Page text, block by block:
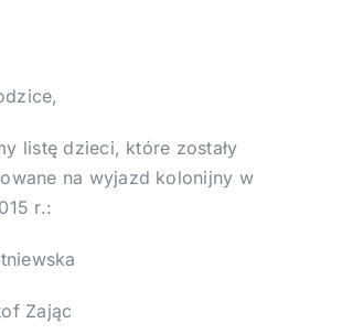
listę dzieci, które zostały
na wyjazd kolonijny w
r.:
Zając